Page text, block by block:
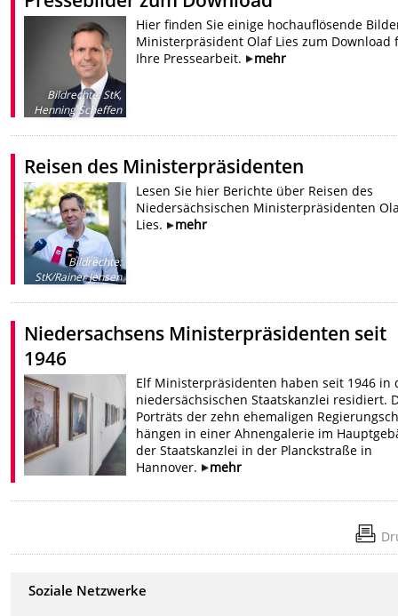
Bildrechte:StK,
Henning Scheffen
Hier finden Sie einige hochauflösende
Ministerpräsident Olaf Lies zum Download
Ihre Pressearbeit.
mehr
Reisen des Ministerpräsidenten
Bildrechte:
StK/Rainer Jensen
Lesen Sie hier Berichte über Reisen des
Niedersächsischen Ministerpräsidenten
Lies.
mehr
Niedersachsens Ministerpräsidenten seit
1946
Elf Ministerpräsidenten haben seit 1946 in
niedersächsischen Staatskanzlei residiert.
Porträts der zehn ehemaligen
hängen in einer Ahnengalerie im
der Staatskanzlei in der Planckstraße in
Hannover.
mehr
Soziale Netzwerke